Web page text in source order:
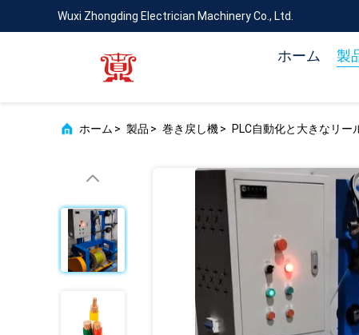
Wuxi Zhongding Electrician Machinery Co., Ltd.
ホーム 製
ホーム > 製品 > 巻き戻し機> PLC自動化と大きなリ